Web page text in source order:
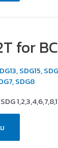
for
,SDG15,
,SDG8